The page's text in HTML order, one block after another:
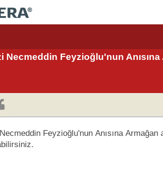
Necmeddin Feyzioğlu'nun Anısına
Feyzioğlu'nun Anısına